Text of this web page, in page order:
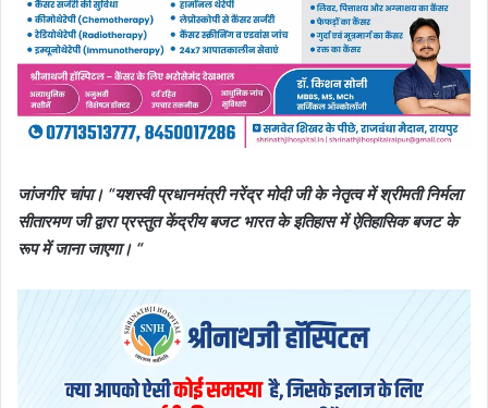
जांजगीर चांपा। “यशस्वी प्रधानमंत्री नरेंद्र मोदी जी के नेतृत्व में श्रीमती निर्मला
सीतारमण जी द्वारा प्रस्तुत केंद्रीय बजट भारत के इतिहास में ऐतिहासिक बजट के
रूप में जाना जाएगा। “